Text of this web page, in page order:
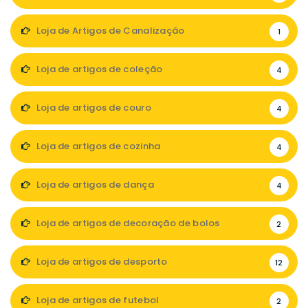
Loja de Artigos de Canalização 1
Loja de artigos de coleção 4
Loja de artigos de couro 4
Loja de artigos de cozinha 4
Loja de artigos de dança 4
Loja de artigos de decoração de bolos 2
Loja de artigos de desporto 12
Loja de artigos de futebol 2